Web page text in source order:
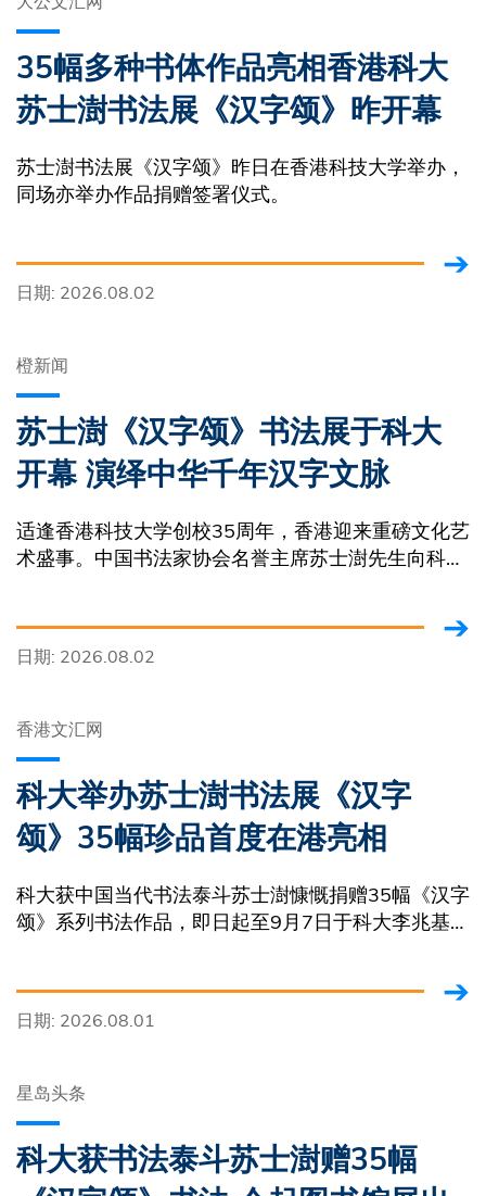
35幅多种书体作品亮相香港科大
苏士澍书法展《汉字颂》昨开幕
苏士澍书法展《汉字颂》昨日在香港科技大学举办，
同场亦举办作品捐赠签署仪式。
日期: 2026.08.02
橙新闻
苏士澍《汉字颂》书法展于科大
开幕 演绎中华千年汉字文脉
适逢香港科技大学创校35周年，香港迎来重磅文化艺
术盛事。中国书法家协会名誉主席苏士澍先生向科大
日期: 2026.08.02
香港文汇网
科大举办苏士澍书法展《汉字
颂》35幅珍品首度在港亮相
科大获中国当代书法泰斗苏士澍慷慨捐赠35幅《汉字
颂》系列书法作品，即日起至9月7日于科大李兆基图
日期: 2026.08.01
星岛头条
科大获书法泰斗苏士澍赠35幅